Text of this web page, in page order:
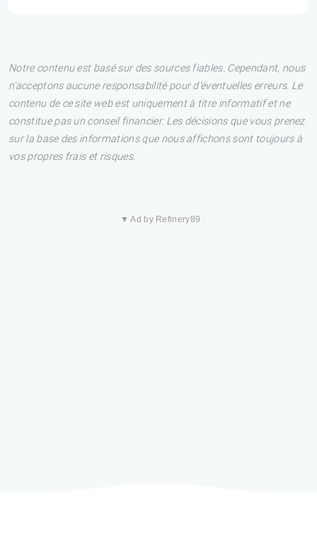
Notre contenu est basé sur des sources fiables. Cependant, nous
n'acceptons aucune responsabilité pour d'éventuelles erreurs. Le
contenu de ce site web est uniquement à titre informatif et ne
constitue pas un conseil financier. Les décisions que vous prenez
sur la base des informations que nous affichons sont toujours à
vos propres frais et risques.
▼ Ad by Refinery89